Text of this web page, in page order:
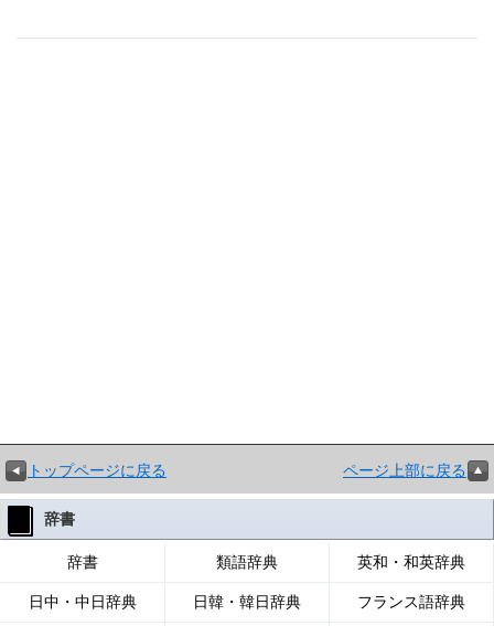
トップページに戻る ページ上部に戻る
辞書
辞書 類語辞典 英和・和英辞典
日中・中日辞典 日韓・韓日辞典 フランス語辞典